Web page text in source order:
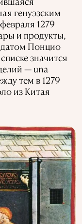
генуэзским
1279
и продукты,
Понцио
значится
— una
тем в 1279
из Китая